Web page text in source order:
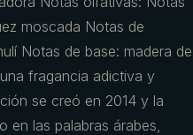
moscada Notas de
Notas de base: madera de
fragancia adictiva y
se creó en 2014 y la
en las palabras árabes,